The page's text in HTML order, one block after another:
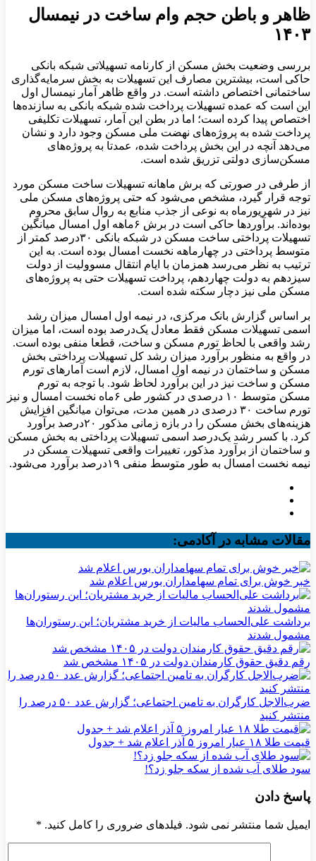
ظاهر و باطن حجم وام ساخت در نیمسال
۱۴۰۳
بررسی وضعیت بخش مسکن از کارنامه تسهیلاتی شبکه بانکی
حاکی است، بیشترین مصارف این تسهیلات به بخش سرمایه‌گذاری
ساختمانی اختصاص داشته است. در واقع ظاهر آمار نیمسال اول
این است که عمده تسهیلات پرداخت شده شبکه بانکی به سازنده‌‌ها
اختصاص پیدا کرده است؛ اما در بطن این آمار، تسهیلات تکلیفی
پرداخت شده به پروژه‌‌های نهضت ملی مسکن وجود دارد و نشان
می‌دهد آنچه در این بخش پرداخت شده، عمدتا به پروژه‌‌های
مسکن‌‌سازی دولتی تزریق شده است.
از طرفی در صورتی که برش ماهانه تسهیلات ساخت مسکن مورد
توجه قرار گیرد، مشخص می‌شود که حتی پروژه‌‌های مسکن ملی
نیز در شهریورماه به نوعی از جذب منابع به روال سابق محروم
بوده‌‌اند. برآوردها حاکی است در برش ۶ماهه اول امسال میانگین
تسهیلات پرداختی ساخت مسکن در شبکه بانکی ۳۰‌درصد کمتر از
متوسط پرداختی در چهارماهه نخست امسال بوده است. به این
ترتیب به نظر می‌رسد همزمان با ایام انتقال مسوولیت از دولت
سیزدهم به دولت چهاردهم، پرداخت تسهیلات حتی به پروژه‌‌های
مسکن ملی نیز دچار سکته شده است.
بر اساس گزارش بانک مرکزی، در نیمه اول امسال میزان رشد
اسمی تسهیلات مسکن فقط معادل یک‌درصد بوده است، اما میزان
رشد واقعی با لحاظ تورم مسکن و ساخت، قطعا منفی بوده است.
در واقع به منظور برآورد میزان رشد کل تسهیلات پرداختی بخش
مسکن و ساختمان در نیمه اول امسال، لازم است آمارهای تورم
مسکن و ساخت نیز در این برآورد لحاظ شود. با توجه به تورم
مسکن متوسط ۱۰ درصدی در کشور طی ۶ماه نخست امسال و نیز
تورم ساخت ۳۰ درصدی در همین مدت، می‌توان میانگین افزایش
هزینه‌‌های بخش مسکن را در بازه زمانی مذکور ۲۰‌درصد برآورد
کرد. با کسر رشد یک‌درصد اسمی تسهیلات پرداختی به بخش مسکن
و ساختمان از برآورد مذکور، تغییرات واقعی تسهیلات مسکن در
نیمه نخست امسال به طور متوسط منفی ۱۹‌درصد برآورد می‌شود.
مقالات مشابه در آکادمی:
خبر خوش برای تمام سهامداران بورس اعلام شد
برداشت علی‌الحساب مالیات از خرید مشتریان؛ این رستوران‌ها
مشمول شدند
رقم دقیق حقوق کارمندان دولت در ۱۴۰۵ مشخص شد
ضرب‌الاجل کارگران به تامین اجتماعی؛ گزارش عدد ۵۰ درصد را
منتشر کنید
قیمت طلا ۱۸ عیار امروز ۵ آذر اعلام شد + جدول
سود طلای آب شده از سکه جلو زد؟!
پاسخ دادن
ایمیل شما منتشر نمی شود. فیلدهای ضروری را کامل کنید. *